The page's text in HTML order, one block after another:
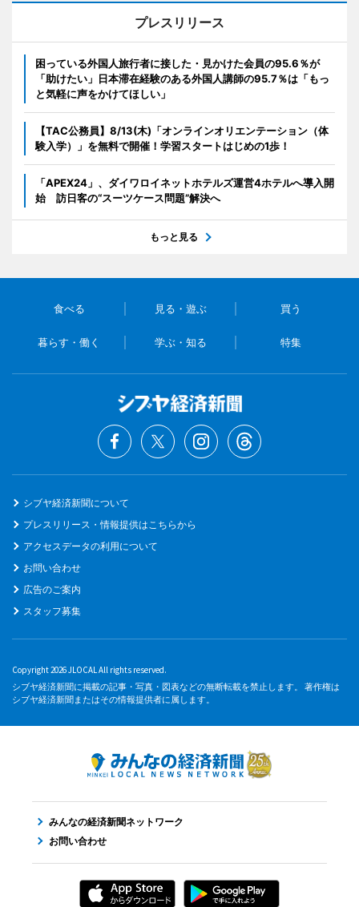
プレスリリース
困っている外国人旅行者に接した・見かけた会員の95.6％が
「助けたい」日本滞在経験のある外国人講師の95.7％は「もっ
と気軽に声をかけてほしい」
【TAC公務員】8/13(木)「オンラインオリエンテーション（体
験入学）」を無料で開催！学習スタートはじめの1歩！
「APEX24」、ダイワロイネットホテルズ運営4ホテルへ導入開
始 訪日客の“スーツケース問題”解決へ
もっと見る
食べる 見る・遊ぶ 買う
暮らす・働く 学ぶ・知る 特集
シブヤ経済新聞について
プレスリリース・情報提供はこちらから
アクセスデータの利用について
お問い合わせ
広告のご案内
スタッフ募集
Copyright 2026 JLOCAL All rights reserved.
シブヤ経済新聞に掲載の記事・写真・図表などの無断転載を禁止します。 著作権は
シブヤ経済新聞またはその情報提供者に属します。
みんなの経済新聞ネットワーク
お問い合わせ